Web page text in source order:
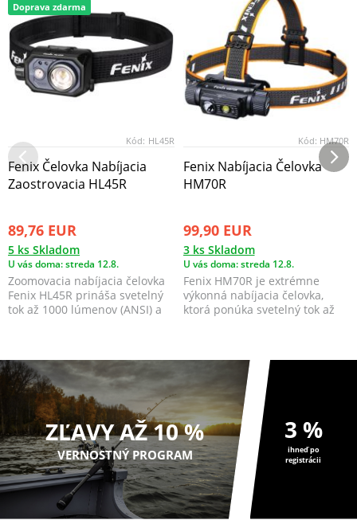
Doprava zdarma
Kód: HL45R
Fenix Čelovka Nabíjacia
Zaostrovacia HL45R
89,76 EUR
5 ks Skladom
U vás doma: streda 12.8.
Zoomovacia nabíjacia čelovka
Fenix ​​HL45R prináša svetelný
tok až 1000 lúmenov (ANSI) a
Kód: HM70R
Fenix Nabíjacia Čelovka
HM70R
99,90 EUR
3 ks Skladom
U vás doma: streda 12.8.
Fenix HM70R je extrémne
výkonná nabíjacia čelovka,
ktorá ponúka svetelný tok až
ZĽAVY AŽ 10 %
VERNOSTNÝ PROGRAM
3 %
ihneď po
registrácii